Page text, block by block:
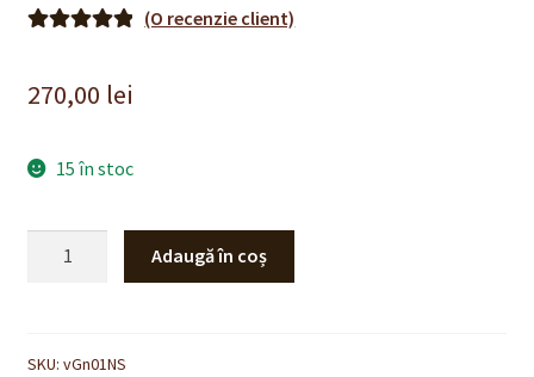
baza unei
evaluări
(O recenzie client)
270,00 lei
15 în stoc
alun
Adaugă în coș
SKU: vGn01NS